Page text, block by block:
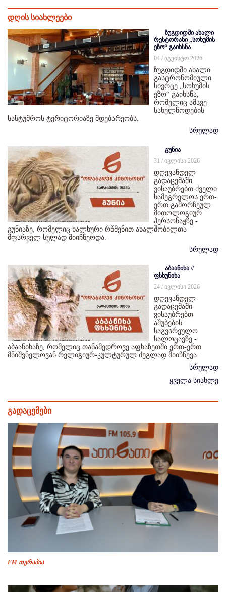
დღის სიახლეები
ზუგდიდში ახალი
რესტორანი „სოხუმის
ეზო“ გაიხსნა
04 / აგვისტო 2026
ზუგდიდში ახალი
გასტრონომიული
სივრცე „სოხუმის
ეზო“ გაიხსნა,
რომელიც ამავე
სახელწოდების
სასტუმროს ტერიტორიაზე მდებარეობს.
სრულად
გუნია
31 / ივლისი 2026
დღევანდელ
გადაცემაში
ვისაუბრებთ ძველი
სამეგრელოს ერთ-
ერთ გამორჩეულ
მითოლოგიურ
პერსონაჟზე -
გუნიაზე, რომელიც ხალხური რწმენით ახალშობილთა
მფარველ სულად მიიჩნეოდა.
სრულად
აბაანიხა //
ფსხუნიხა
24 / ივლისი 2026
დღევანდელ
გადაცემაში
ვისაუბრებთ
აშუბების
საგვარეულო
სალოცავზე -
აბაანიხაზე, რომელიც თანამედროვე აფხაზეთში ერთ-ერთ
მნიშვნელოვან რელიგიურ-კულტურულ ძეგლად მიიჩნევა.
სრულად
ყველა სიახლე
გადაცემები
FM თერაპია